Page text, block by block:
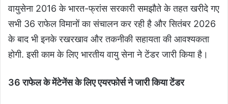
वायुसेना 2016 के भारत-फ्रांस सरकारी समझौते के तहत खरीदे गए
सभी 36 राफेल विमानों का संचालन कर रही है और सितंबर 2026
के बाद भी इनके रखरखाव और तकनीकी सहायता की आवश्यकता
होगी. इसी काम के लिए भारतीय वायु सेना ने टेंडर जारी किया है।
36 राफेल के मेंटेनेंस के लिए एयरफोर्स ने जारी किया टेंडर